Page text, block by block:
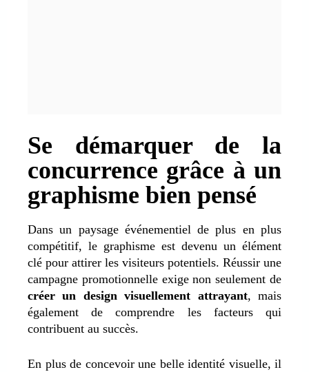
Se démarquer de la
concurrence grâce à un
graphisme bien pensé
Dans un paysage événementiel de plus en plus
compétitif, le graphisme est devenu un élément
clé pour attirer les visiteurs potentiels. Réussir une
campagne promotionnelle exige non seulement de
créer un design visuellement attrayant, mais
également de comprendre les facteurs qui
contribuent au succès.
En plus de concevoir une belle identité visuelle, il